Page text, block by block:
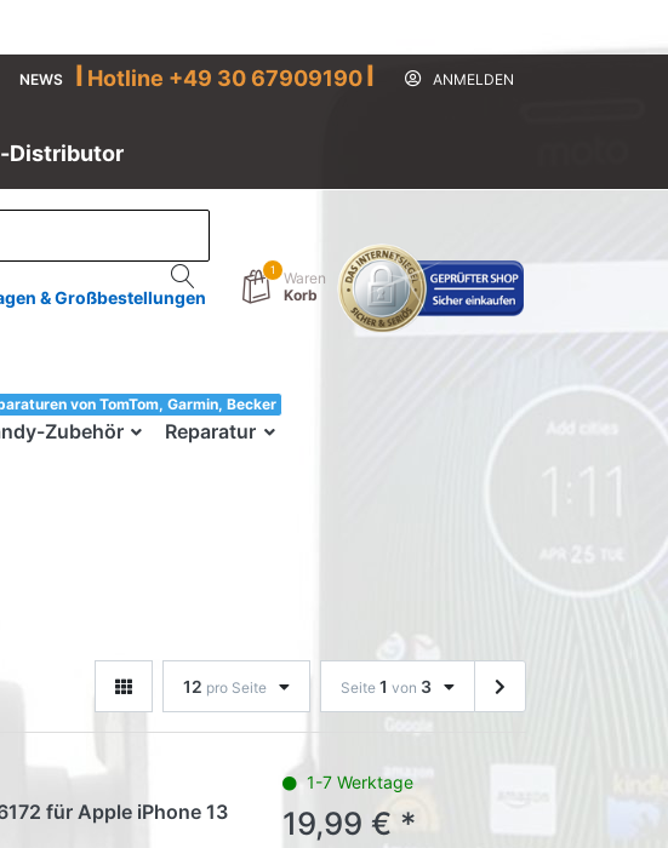
NEWS I Hotline +49 30 67909190I ANMELDEN
Distributor
& Großbestellungen
1
Waren
Korb
Zubehör
33!
Reparatur
von TomTom, Garmin, Becker
12 pro Seite Seite 1 von 3
für Apple iPhone 13
1-7 Werktage
19,99 € *